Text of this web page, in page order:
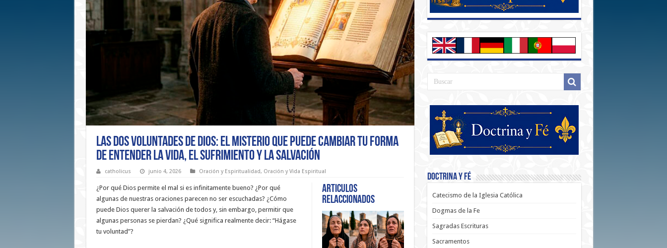
Las Dos Voluntades de Dios: El Misterio que Puede Cambiar tu Forma
de Entender la Vida, el Sufrimiento y la Salvación
catholicus junio 4, 2026 Oración y Espiritualidad, Oración y Vida Espiritual
Articulos
relaccionados
¿Por qué Dios permite el mal si es infinitamente bueno? ¿Por qué
algunas de nuestras oraciones parecen no ser escuchadas? ¿Cómo
puede Dios querer la salvación de todos y, sin embargo, permitir que
algunas personas se pierdan? ¿Qué significa realmente decir: “Hágase
tu voluntad”?
Doctrina y Fé
Catecismo de la Iglesia Católica
Dogmas de la Fe
Sagradas Escrituras
Sacramentos